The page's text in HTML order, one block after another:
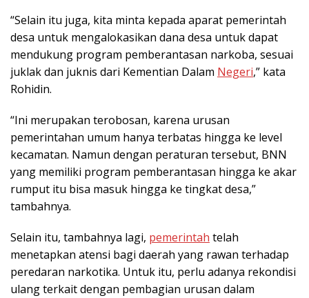
“Selain itu juga, kita minta kepada aparat pemerintah
desa untuk mengalokasikan dana desa untuk dapat
mendukung program pemberantasan narkoba, sesuai
juklak dan juknis dari Kementian Dalam Negeri,” kata
Rohidin.
“Ini merupakan terobosan, karena urusan
pemerintahan umum hanya terbatas hingga ke level
kecamatan. Namun dengan peraturan tersebut, BNN
yang memiliki program pemberantasan hingga ke akar
rumput itu bisa masuk hingga ke tingkat desa,”
tambahnya.
Selain itu, tambahnya lagi, pemerintah telah
menetapkan atensi bagi daerah yang rawan terhadap
peredaran narkotika. Untuk itu, perlu adanya rekondisi
ulang terkait dengan pembagian urusan dalam